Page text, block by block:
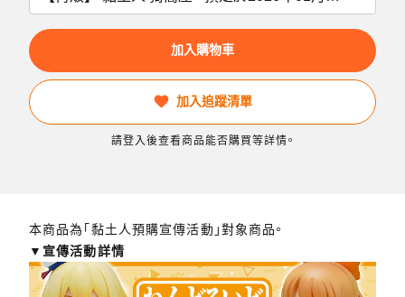
加入購物車
加入追蹤清單
請登入後查看商品能否購買等詳情。
本商品為「黏土人預購宣傳活動」對象商品。
▼宣傳活動詳情